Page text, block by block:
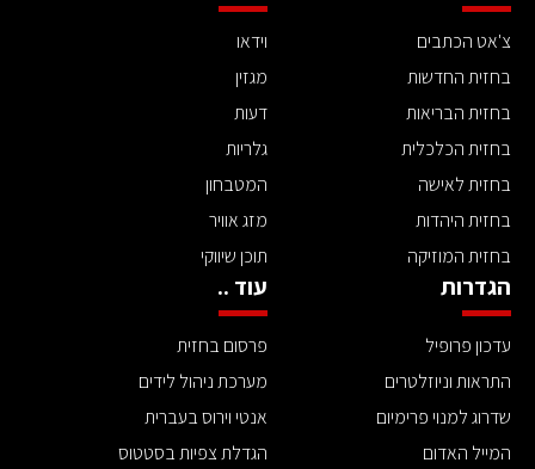
צ'אט הכתבים
בחזית החדשות
בחזית הבריאות
בחזית הכלכלית
בחזית לאישה
בחזית היהדות
בחזית המוזיקה
וידאו
מגזין
דעות
גלריות
המטבחון
מזג אוויר
תוכן שיווקי
הגדרות
עדכון פרופיל
התראות וניוזלטרים
שדרוג למנוי פרימיום
המייל האדום
עוד ..
פרסום בחזית
מערכת ניהול לידים
אנטי וירוס בעברית
הגדלת צפיות בסטטוס